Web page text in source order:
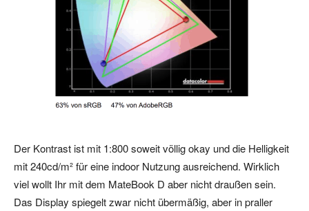
Der Kontrast ist mit 1:800 soweit völlig okay und die Helligkeit
mit 240cd/m² für eine indoor Nutzung ausreichend. Wirklich
viel wollt Ihr mit dem MateBook D aber nicht draußen sein.
Das Display spiegelt zwar nicht übermäßig, aber in praller